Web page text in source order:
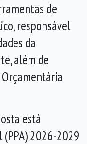
de
responsável
da
além de
está
2026-2029